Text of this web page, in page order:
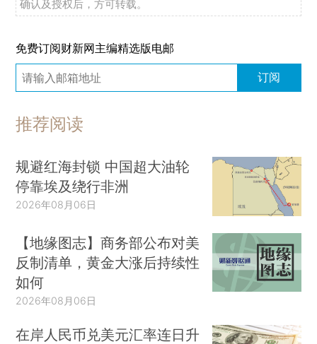
确认及授权后，方可转载。
免费订阅财新网主编精选版电邮
订阅
推荐阅读
规避红海封锁 中国超大油轮
停靠埃及绕行非洲
2026年08月06日
【地缘图志】商务部公布对美
反制清单，黄金大涨后持续性
如何
2026年08月06日
在岸人民币兑美元汇率连日升